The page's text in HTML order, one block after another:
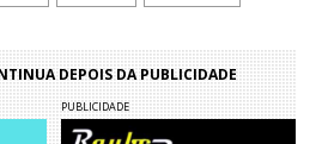
DEPOIS DA PUBLICIDADE
PUBLICIDADE